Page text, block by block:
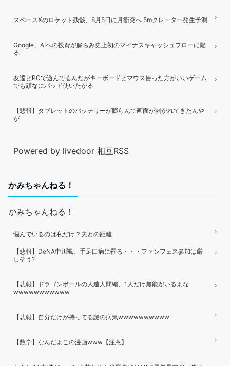
スペースXのロケット残骸、8月5日に月衝突へ 5mクレーター発生予測
Google、AIへの投資が膨らみ史上初のマイナスキャッシュフローに陥
る
友達とPCで遊んでるんだがキーボードとマウス使った方がいいゲーム
でも頑なにパッド使いたがる
【悲報】タブレットのバッテリーが膨らんで画面が剥がれてきたんや
が
Powered by livedoor 相互RSS
かみちゃんねる！
かみちゃんねる！
悩んでいるのは私だけ？夫との距離
【悲報】DeNA中川颯、手足口病に罹る・・・ファンフェス参加は厳
しそう?
【悲報】ドラゴンボールの人造人間編、1人だけ無能がいるよな
wwwwwwwwwww
【悲報】自分だけが持ってる謎の病気wwwwwwwwww
【数学】なんだよこの漫画www【注意】